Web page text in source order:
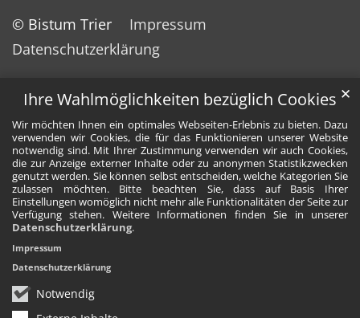
Ihre Wahlmöglichkeiten bezüglich Cookies
Wir möchten Ihnen ein optimales Webseiten-Erlebnis zu bieten. Dazu
verwenden wir Cookies, die für das Funktionieren unserer Website
notwendig sind. Mit Ihrer Zustimmung verwenden wir auch Cookies,
die zur Anzeige externer Inhalte oder zu anonymen Statistikzwecken
genutzt werden. Sie können selbst entscheiden, welche Kategorien Sie
zulassen möchten. Bitte beachten Sie, dass auf Basis Ihrer
Einstellungen womöglich nicht mehr alle Funktionalitäten der Seite zur
Verfügung stehen. Weitere Informationen finden Sie in unserer
Datenschutzerklärung.
Notwendig
✕
Impressum
Datenschutzerklärung
© Bistum Trier
Impressum
Datenschutzerklärung